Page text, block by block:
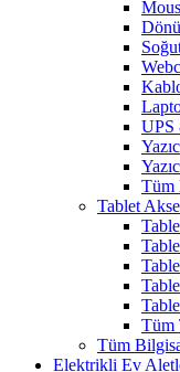
UPS
Tüm
Tablet
Tüm
Tüm
Elektrikli Ev